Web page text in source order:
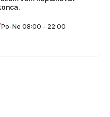
Po-Ne 08:00 - 22:00